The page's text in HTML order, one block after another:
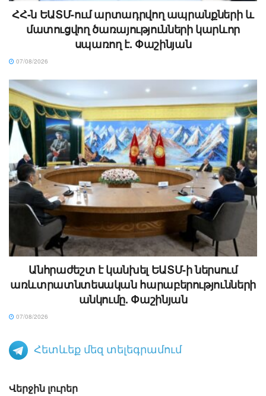
ՀՀ-ն ԵԱՏՄ-ում արտադրվող ապրանքների և
մատուցվող ծառայությունների կարևոր
սպառող է. Փաշինյան
07/08/2026
Անհրաժեշտ է կանխել ԵԱՏՄ-ի ներսում
առևտրատնտեսական հարաբերությունների
անկումը. Փաշինյան
07/08/2026
Հետևեք մեզ տելեգրամում
Վերջին լուրեր